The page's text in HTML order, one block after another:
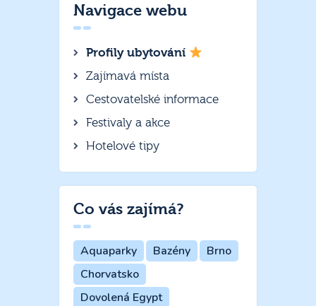
Navigace webu
Profily ubytování
Zajímavá místa
Cestovatelské informace
Festivaly a akce
Hotelové tipy
Co vás zajímá?
Aquaparky Bazény
Brno
Chorvatsko
Dovolená Egypt